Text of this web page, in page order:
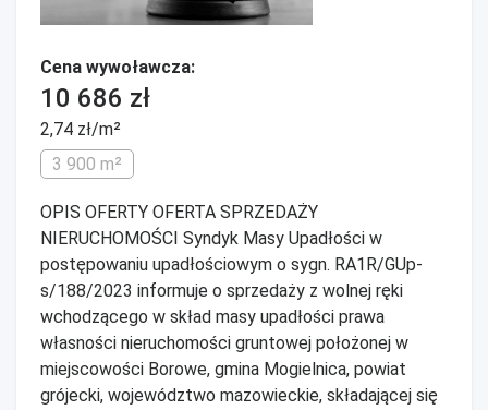
Cena wywoławcza:
10 686 zł
2,74 zł/m²
3 900 m²
OPIS OFERTY OFERTA SPRZEDAŻY
NIERUCHOMOŚCI Syndyk Masy Upadłości w
postępowaniu upadłościowym o sygn. RA1R/GUp-
s/188/2023 informuje o sprzedaży z wolnej ręki
wchodzącego w skład masy upadłości prawa
własności nieruchomości gruntowej położonej w
miejscowości Borowe, gmina Mogielnica, powiat
grójecki, województwo mazowieckie, składającej się